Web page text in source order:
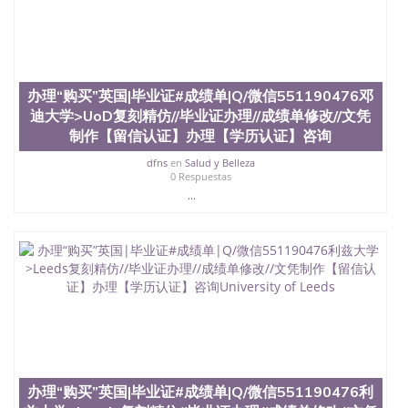
办理“购买”英国|毕业证#成绩单|Q/微信551190476邓
迪大学>UoD复刻精仿//毕业证办理//成绩单修改//文凭
制作【留信认证】办理【学历认证】咨询
dfnsen Salud y Belleza
0 Respuestas
...
办理“购买”英国|毕业证#成绩单|Q/微信551190476利